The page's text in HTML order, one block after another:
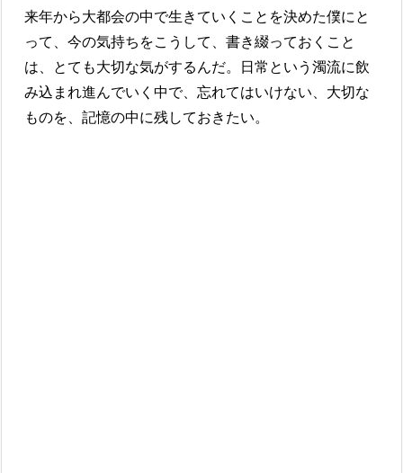
来年から大都会の中で生きていくことを決めた僕にと
って、今の気持ちをこうして、書き綴っておくこと
は、とても大切な気がするんだ。日常という濁流に飲
み込まれ進んでいく中で、忘れてはいけない、大切な
ものを、記憶の中に残しておきたい。